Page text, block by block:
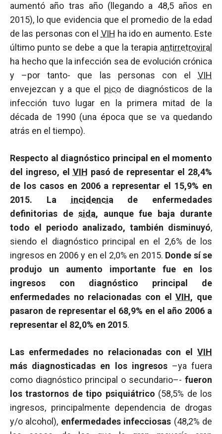
aumentó año tras año (llegando a 48,5 años en
2015), lo que evidencia que el promedio de la edad
de las personas con el VIH ha ido en aumento. Este
último punto se debe a que la terapia antirretroviral
ha hecho que la infección sea de evolución crónica
y –por tanto- que las personas con el VIH
envejezcan y a que el pico de diagnósticos de la
infección tuvo lugar en la primera mitad de la
década de 1990 (una época que se va quedando
atrás en el tiempo).
Respecto al diagnóstico principal en el momento
del ingreso, el VIH pasó de representar el 28,4%
de los casos en 2006 a representar el 15,9% en
2015. La incidencia de enfermedades
definitorias de sida, aunque fue baja durante
todo el periodo analizado, también disminuyó,
siendo el diagnóstico principal en el 2,6% de los
ingresos en 2006 y en el 2,0% en 2015. Donde sí se
produjo un aumento importante fue en los
ingresos con diagnóstico principal de
enfermedades no relacionadas con elVIH, que
pasaron de representar el 68,9% en el año 2006 a
representar el 82,0% en 2015.
Las enfermedades no relacionadas con el VIH
más diagnosticadas en los ingresos–ya fuera
como diagnóstico principal o secundario–- fueron
los trastornos de tipo psiquiátrico (58,5% de los
ingresos, principalmente dependencia de drogas
y/o alcohol), enfermedades infecciosas (48,2% de